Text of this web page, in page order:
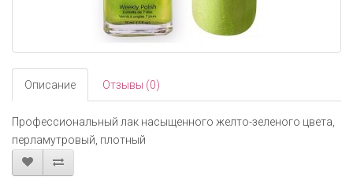
Описание Отзывы (0)
Профессиональный лак насыщенного желто-зеленого цвета,
перламутровый, плотный